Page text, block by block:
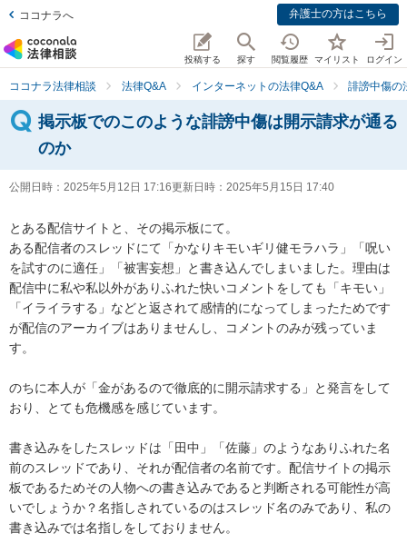
ココナラへ 弁護士の方はこちら
投稿する 探す 閲覧履歴 マイリスト ログイン
ココナラ法律相談 法律Q&A インターネットの法律Q&A 誹謗中傷の
掲示板でのこのような誹謗中傷は開示請求が通る
のか
公開日時： 2025年5月12日 17:16更新日時： 2025年5月15日 17:40
とある配信サイトと、その掲示板にて。
ある配信者のスレッドにて「かなりキモいギリ健モラハラ」「呪い
を試すのに適任」「被害妄想」と書き込んでしまいました。理由は
配信中に私や私以外がありふれた快いコメントをしても「キモい」
「イライラする」などと返されて感情的になってしまったためです
が配信のアーカイブはありませんし、コメントのみが残っていま
す。
のちに本人が「金があるので徹底的に開示請求する」と発言をして
おり、とても危機感を感じています。
書き込みをしたスレッドは「田中」「佐藤」のようなありふれた名
前のスレッドであり、それが配信者の名前です。配信サイトの掲示
板であるためその人物への書き込みであると判断される可能性が高
いでしょうか？名指しされているのはスレッド名のみであり、私の
書き込みでは名指しをしておりません。